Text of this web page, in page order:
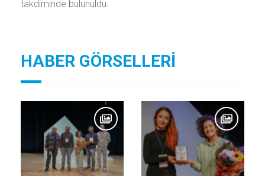
takdiminde bulunuldu.
HABER GÖRSELLERİ